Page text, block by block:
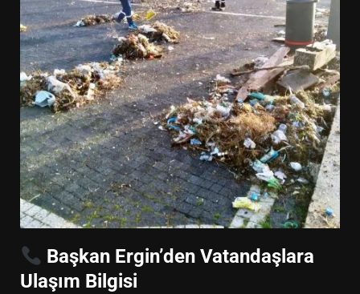
Başkan Ergin’den Vatandaşlara
Ulaşım Bilgisi